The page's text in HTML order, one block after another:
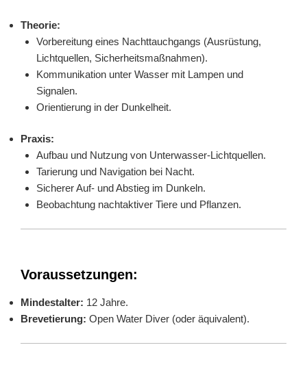
Theorie:
Vorbereitung eines Nachttauchgangs (Ausrüstung,
Lichtquellen, Sicherheitsmaßnahmen).
Kommunikation unter Wasser mit Lampen und
Signalen.
Orientierung in der Dunkelheit.
Praxis:
Aufbau und Nutzung von Unterwasser-Lichtquellen.
Tarierung und Navigation bei Nacht.
Sicherer Auf- und Abstieg im Dunkeln.
Beobachtung nachtaktiver Tiere und Pflanzen.
Voraussetzungen:
Mindestalter: 12 Jahre.
Brevetierung: Open Water Diver (oder äquivalent).